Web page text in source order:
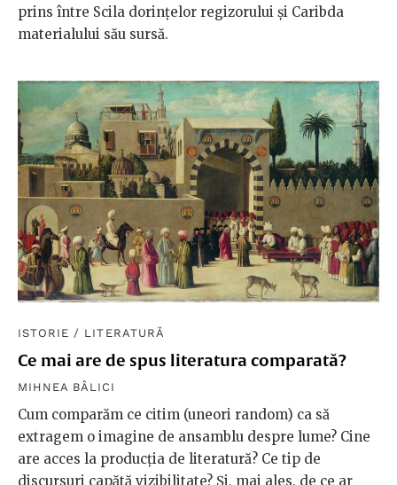
prins între Scila dorințelor regizorului și Caribda
materialului său sursă.
ISTORIE / LITERATURĂ
Ce mai are de spus literatura comparată?
MIHNEA BÂLICI
Cum comparăm ce citim (uneori random) ca să
extragem o imagine de ansamblu despre lume? Cine
are acces la producția de literatură? Ce tip de
discursuri capătă vizibilitate? Și, mai ales, de ce ar